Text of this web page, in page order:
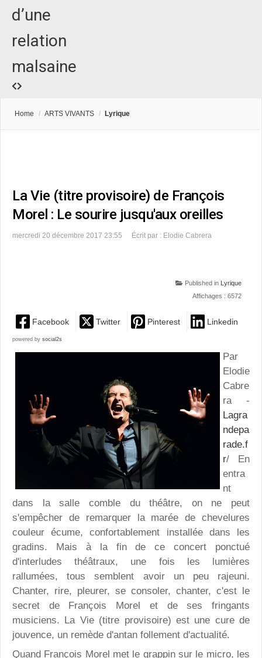
d’une
relation
malsaine
Home / ARTS VIVANTS / Lyrique
La Vie (titre provisoire) de François
Morel : Le sourire jusqu'aux oreilles
mercredi 20 décembre 2017 23:55 Écrit par : Elodie Cabrera
Published in
Lyrique
Affichages : 6572
Facebook Twitter Pinterest Linkedin
powered by social2s
Par
Elodie
Cabre
ra -
Lagra
ndepa
rade.f
r/ En
entra
nt
dans la salle comble du théâtre, on ne peut
s'empêcher de remarquer la marée de chevelures
couleur écume, confortablement installée dans les
gradins. Mais à la fin de ce concert ponctué
d'interludes théâtraux, une fois les lumières
rallumées, tous semblent avoir un peu rajeuni.
Chanter, rire, pleurer, se consoler, chanter, c'est le
secret de François Morel et de ses fringants
musiciens. La Vie (titre provisoire) est une cure de
jouvence, un remède d'antan follement d'actualité.
Quand François Morel met le grappin sur le micro, les